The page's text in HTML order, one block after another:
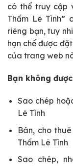
có thể truy cập
Thấm Lê Tình”
riêng bạn, tuy
hạn chế được
của trang web
Bạn không
Sao chép
Lê Tình
Bán, cho
Thấm Lê Tình
Sao chép,